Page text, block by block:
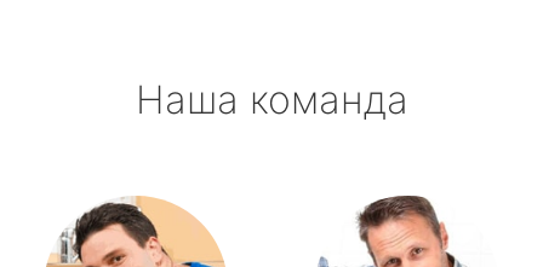
Наша команда